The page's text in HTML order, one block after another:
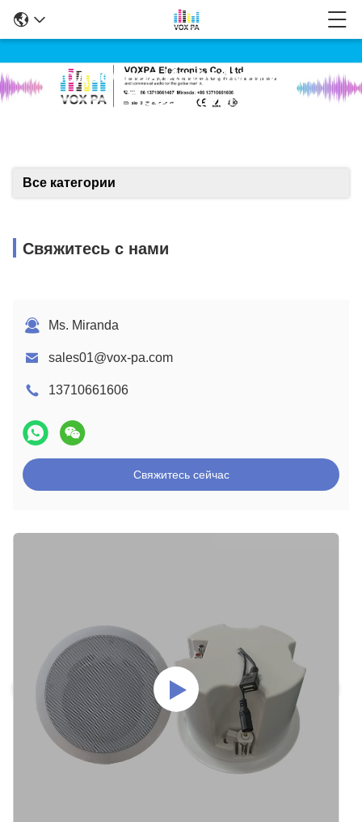
Подробная Информация О
Продукции
Все категории
Свяжитесь с нами
Ms. Miranda
sales01@vox-pa.com
13710661606
Свяжитесь сейчас